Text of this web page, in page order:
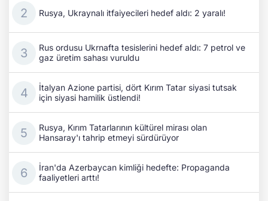
Rusya, Ukraynalı itfaiyecileri hedef aldı: 2 yaralı!
Rus ordusu Ukrnafta tesislerini hedef aldı: 7 petrol ve
gaz üretim sahası vuruldu
İtalyan Azione partisi, dört Kırım Tatar siyasi tutsak
için siyasi hamilik üstlendi!
Rusya, Kırım Tatarlarının kültürel mirası olan
Hansaray'ı tahrip etmeyi sürdürüyor
İran'da Azerbaycan kimliği hedefte: Propaganda
faaliyetleri arttı!